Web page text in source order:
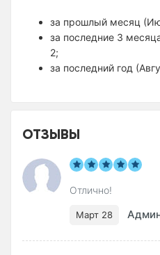
за прошлый месяц
за последние 3
2;
за последний год
ОТЗЫВЫ
Отлично!
Март 28